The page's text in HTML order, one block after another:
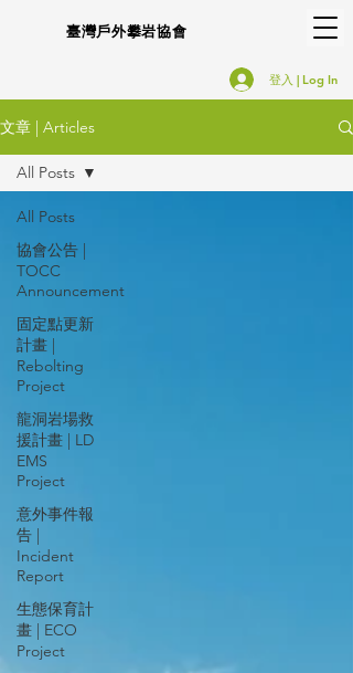
臺灣戶外攀岩協會
登入 | Log In
文章 | Articles
All Posts
協會公告 |
TOCC
Announcement
固定點更新
計畫 |
Rebolting
Project
龍洞岩場救
援計畫 | LD
EMS
Project
意外事件報
告 |
Incident
Report
生態保育計
畫 | ECO
Project
All Posts